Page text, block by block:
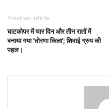
Previous article
घाटकोपर में चार दिन और तीन रातों में
बनाया गया ‘तोरणा किला’; शिवाई ग्रुप की
पहल।